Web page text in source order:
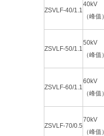
ZSVLF-40/1.1
40kV
（峰值
ZSVLF-50/1.1
50kV
（峰值
ZSVLF-60/1.1
60kV
（峰值
ZSVLF-70/0.5
70kV
（峰值